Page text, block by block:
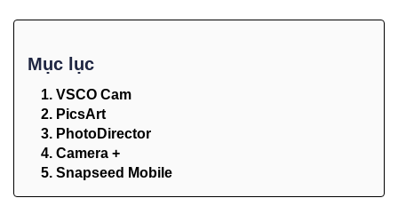
Mục lục
1. VSCO Cam
2. PicsArt
3. PhotoDirector
4. Camera +
5. Snapseed Mobile